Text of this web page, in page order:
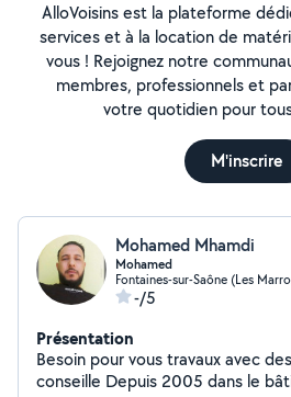
AlloVoisins est la plateforme
services et à la location de
vous ! Rejoignez notre
membres, professionnels et
votre quotidien pour
M'inscrire
Mohamed Mhamdi
Mohamed
Fontaines-sur-Saône (Les
-/5
Présentation
Besoin pour vous travaux avec
conseille Depuis 2005 dans le bâtiment maîtrise bien